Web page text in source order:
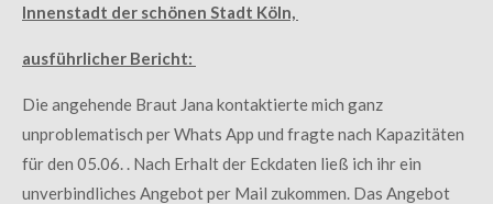
Innenstadt der schönen Stadt Köln,
ausführlicher Bericht:
Die angehende Braut Jana kontaktierte mich ganz
unproblematisch per Whats App und fragte nach Kapazitäten
für den 05.06. . Nach Erhalt der Eckdaten ließ ich ihr ein
unverbindliches Angebot per Mail zukommen. Das Angebot